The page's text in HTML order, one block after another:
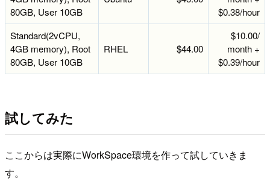
80GB, User 10GB
$0.38/hour
Standard(2vCPU,
4GB memory), Root
80GB, User 10GB
RHEL $44.00
$10.00/
month +
$0.39/hour
試してみた
ここからは実際にWorkSpace環境を作って試していきま
す。